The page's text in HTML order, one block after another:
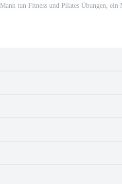
Mann tun Fitness und Pilates Übungen,